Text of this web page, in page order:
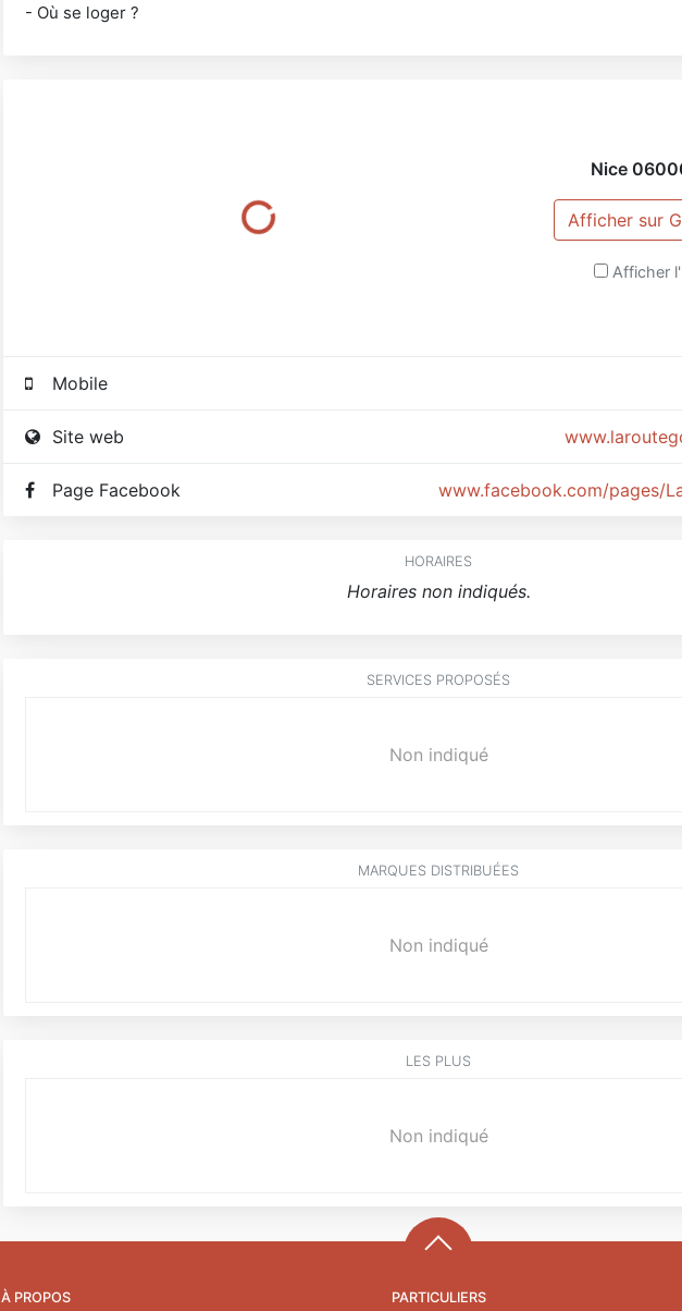
- Où se loger ?
Nice
Afficher sur
Afficher
Mobile
Site web
www.facebook.com/pages/
Page Facebook
HORAIRES
Horaires non indiqués.
SERVICES PROPOSÉS
Non indiqué
MARQUES DISTRIBUÉES
Non indiqué
LES PLUS
Non indiqué
À PROPOS PARTICULIERS